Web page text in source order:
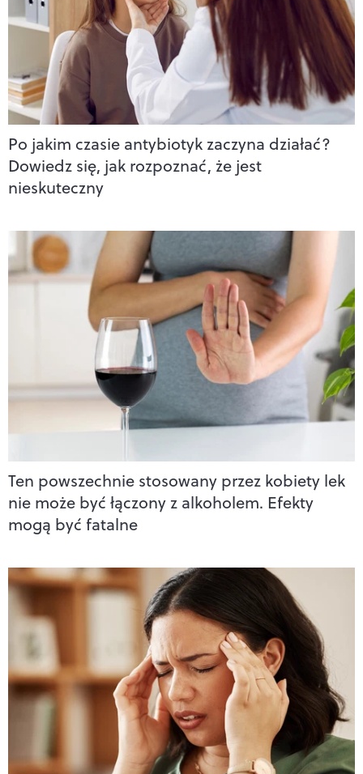
Po jakim czasie antybiotyk zaczyna działać?
Dowiedz się, jak rozpoznać, że jest
nieskuteczny
Ten powszechnie stosowany przez kobiety lek
nie może być łączony z alkoholem. Efekty
mogą być fatalne